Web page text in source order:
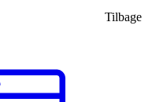
Tilbage